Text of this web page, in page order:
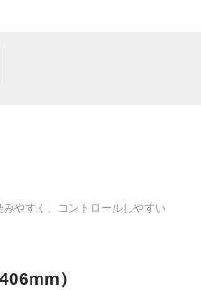
やすく、コントロールしやすい
）